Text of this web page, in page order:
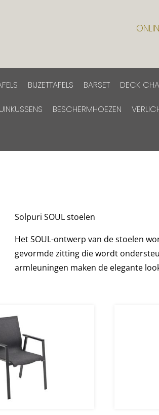
BIJZETTAFELS BARSET DECK
BESCHERMHOEZEN
Solpuri SOUL stoelen
Het SOUL-ontwerp van de stoelen
gevormde zitting die wordt
armleuningen maken de elegante